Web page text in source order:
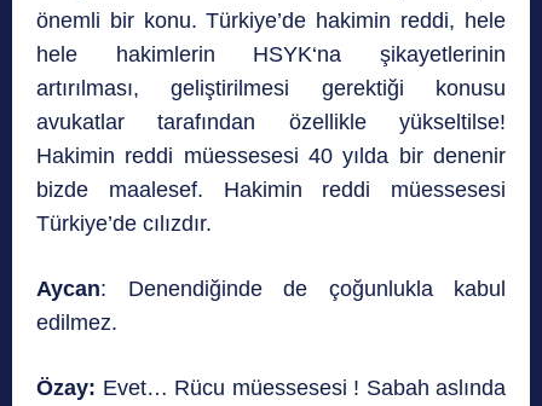
önemli bir konu. Türkiye’de hakimin reddi, hele
hele hakimlerin HSYK‘na şikayetlerinin
artırılması, geliştirilmesi gerektiği konusu
avukatlar tarafından özellikle yükseltilse!
Hakimin reddi müessesesi 40 yılda bir denenir
bizde maalesef. Hakimin reddi müessesesi
Türkiye’de cılızdır.
Aycan: Denendiğinde de çoğunlukla kabul
edilmez.
Özay: Evet… Rücu müessesesi ! Sabah aslında